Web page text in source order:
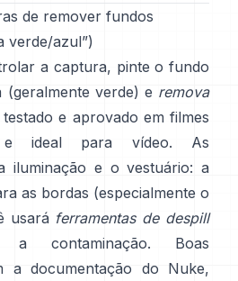
de remover fundos
verde/azul”)
a captura, pinte o fundo
verde) e remova
e aprovado em filmes
e ideal para vídeo. As
iluminação e o vestuário: a
as bordas (especialmente o
usará ferramentas de despill
a contaminação. Boas
a documentação do Nuke,